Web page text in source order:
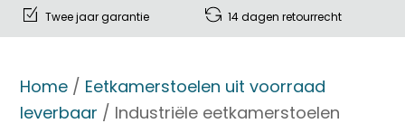
Twee jaar garantie
14 dagen retourrecht
Home / Eetkamerstoelen uit voorraad
leverbaar / Industriële eetkamerstoelen